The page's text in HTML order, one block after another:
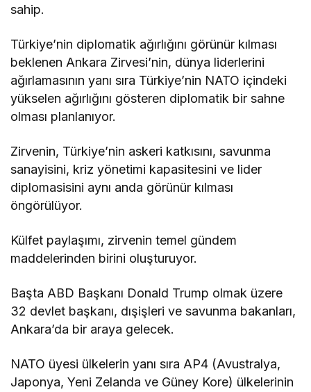
sahip.
Türkiye’nin diplomatik ağırlığını görünür kılması
beklenen Ankara Zirvesi’nin, dünya liderlerini
ağırlamasının yanı sıra Türkiye’nin NATO içindeki
yükselen ağırlığını gösteren diplomatik bir sahne
olması planlanıyor.
Zirvenin, Türkiye’nin askeri katkısını, savunma
sanayisini, kriz yönetimi kapasitesini ve lider
diplomasisini aynı anda görünür kılması
öngörülüyor.
Külfet paylaşımı, zirvenin temel gündem
maddelerinden birini oluşturuyor.
Başta ABD Başkanı Donald Trump olmak üzere
32 devlet başkanı, dışişleri ve savunma bakanları,
Ankara’da bir araya gelecek.
NATO üyesi ülkelerin yanı sıra AP4 (Avustralya,
Japonya, Yeni Zelanda ve Güney Kore) ülkelerinin